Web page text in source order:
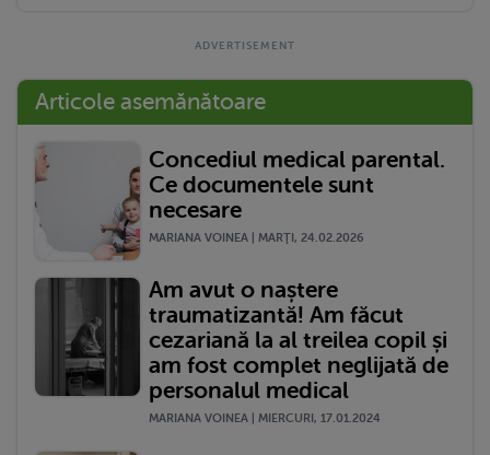
Articole asemănătoare
Concediul medical parental.
Ce documentele sunt
necesare
MARIANA VOINEA | MARŢI, 24.02.2026
Am avut o naștere
traumatizantă! Am făcut
cezariană la al treilea copil și
am fost complet neglijată de
personalul medical
MARIANA VOINEA | MIERCURI, 17.01.2024